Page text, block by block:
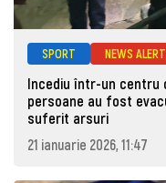
SPORT NEWS ALERT
Incediu într-un centru
persoane au fost
suferit arsuri
21 ianuarie 2026, 11:47